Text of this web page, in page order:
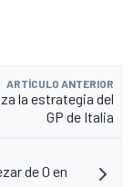
ARTÍCULO ANTERIOR
la estrategia del
GP de Italia
de 0 en